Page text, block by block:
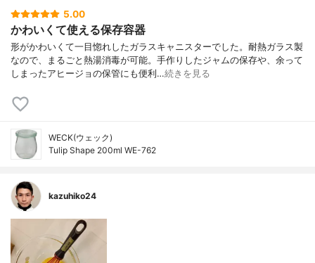
5.00
かわいくて使える保存容器
形がかわいくて一目惚れしたガラスキャニスターでした。耐熱ガラス製
なので、まるごと熱湯消毒が可能。手作りしたジャムの保存や、余って
しまったアヒージョの保管にも便利…続きを見る
WECK(ウェック)
Tulip Shape 200ml WE-762
kazuhiko24